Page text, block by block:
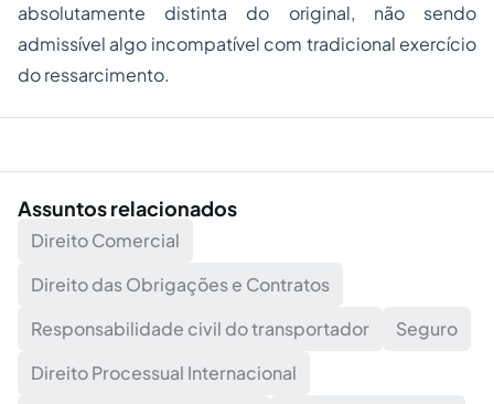
absolutamente distinta do original, não sendo
admissível algo incompatível com tradicional exercício
do ressarcimento.
Assuntos relacionados
Direito Comercial
Direito das Obrigações e Contratos
Responsabilidade civil do transportador
Seguro
Direito Processual Internacional